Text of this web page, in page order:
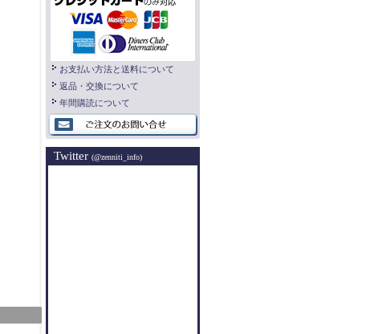
お支払い方法と送料について
返品・交換について
年間購読について
Twitter (@zenniti_info)